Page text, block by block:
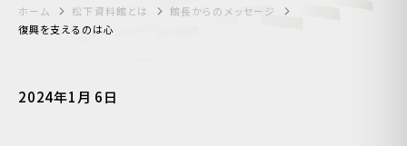
ホーム 松下資料館とは
館長からのメッセージ
復興を支えるのは心
2024年1月 6日